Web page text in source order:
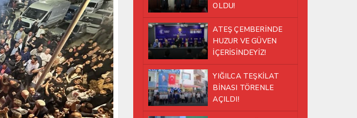
OLDU!
ATEŞ ÇEMBERİNDE
HUZUR VE GÜVEN
İÇERİSİNDEYİZ!
YIĞILCA TEŞKİLAT
BİNASI TÖRENLE
AÇILDI!